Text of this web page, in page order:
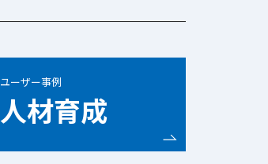
ユーザー事例
人材育成